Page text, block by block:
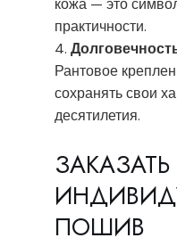
кожа — это
практичности.
Рантовое
сохранять свои
десятилетия.
ЗАКАЗАТЬ
ПОШИВ